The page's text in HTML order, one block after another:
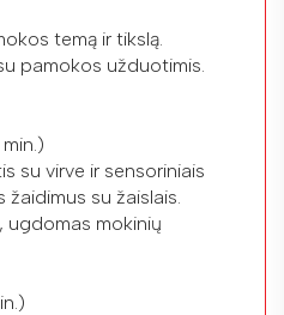
temą ir tikslą.
pamokos užduotimis.
su virve ir sensoriniais
žaidimus su žaislais.
ugdomas mokinių